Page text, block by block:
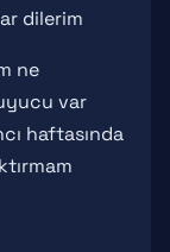
dilerim
ne
var
haftasında